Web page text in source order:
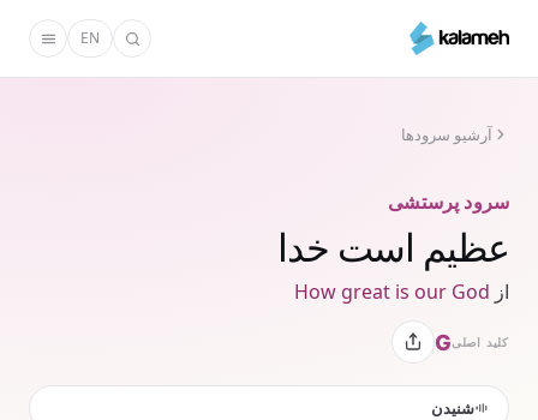
محتوای
EN
آرشیو سرودها
سرود پرستشی
عظیم است خدا
از How great is our God
کلید اصلیG
شنیدن